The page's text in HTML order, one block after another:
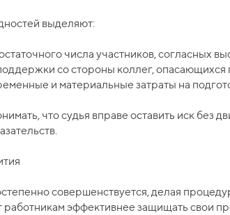
выделяют:
числа участников, согласных
со стороны коллег, опасающихся
и материальные затраты на
что судья вправе оставить иск без
совершенствуется, делая
работникам эффективнее защищать свои